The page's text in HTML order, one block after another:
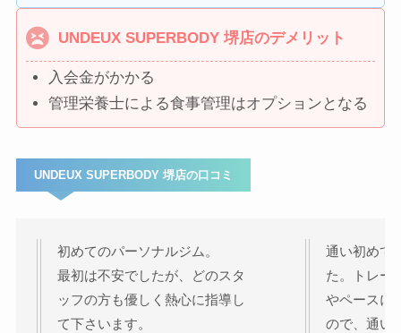
UNDEUX SUPERBODY 堺店のデメリット
入会金がかかる
管理栄養士による食事管理はオプションとなる
UNDEUX SUPERBODY 堺店の口コミ
初めてのパーソナルジム。
最初は不安でしたが、どのスタ
ッフの方も優しく熱心に指導し
て下さいます。
通い初めて
た。トレー
やペースに
ので、通い